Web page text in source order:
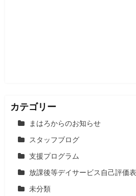
カテゴリー
まはろからのお知らせ
スタッフブログ
支援プログラム
放課後等デイサービス自己評価表
未分類